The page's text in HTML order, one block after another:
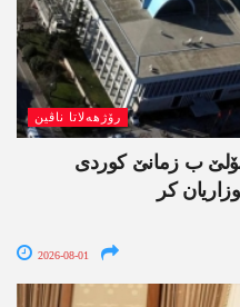
رۆژھەلاتا ناڤین
ب زمانێ کوردی
کر
2026-08-01